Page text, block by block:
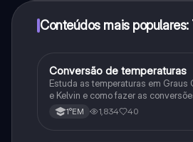
Conteúdos mais populares:
Física
Conversão de temperaturas
Estuda as temperaturas em Graus
e Kelvin e como fazer as
1°EM 1,834 40